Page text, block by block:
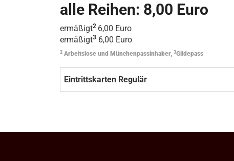
alle Reihen: 8,00 Euro
ermäßigt2 6,00 Euro
ermäßigt3 6,00 Euro
2 Arbeitslose und Münchenpassinhaber, 3Gildepass
Eintrittskarten Regulär